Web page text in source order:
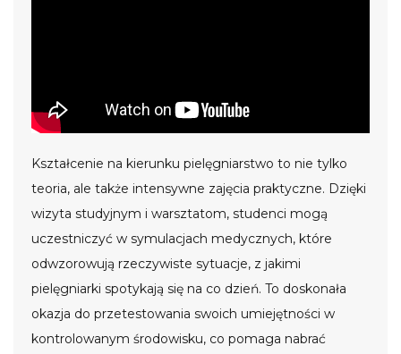
Kształcenie na kierunku pielęgniarstwo to nie tylko
teoria, ale także intensywne zajęcia praktyczne. Dzięki
wizyta studyjnym i warsztatom, studenci mogą
uczestniczyć w symulacjach medycznych, które
odwzorowują rzeczywiste sytuacje, z jakimi
pielęgniarki spotykają się na co dzień. To doskonała
okazja do przetestowania swoich umiejętności w
kontrolowanym środowisku, co pomaga nabrać